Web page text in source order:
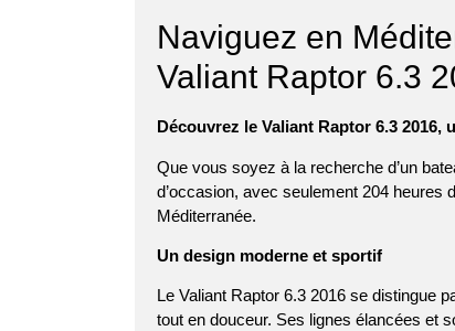
Naviguez en
Valiant Raptor 6.3
Découvrez le Valiant Raptor 6.3 2016,
Que vous soyez à la recherche d’un
d’occasion, avec seulement 204 heures
Méditerranée.
Un design moderne et sportif
Le Valiant Raptor 6.3 2016 se distingue
tout en douceur. Ses lignes élancées et